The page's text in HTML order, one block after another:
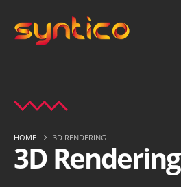
HOME 3D RENDERING
3D Rendering